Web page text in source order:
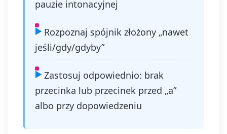
pauzie intonacyjnej
Rozpoznaj spójnik złożony „nawet
jeśli/gdy/gdyby”
Zastosuj odpowiednio: brak
przecinka lub przecinek przed „a”
albo przy dopowiedzeniu